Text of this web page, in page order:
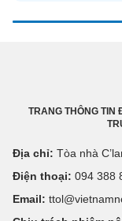
TRANG THÔNG TIN
Địa chỉ: Tòa nhà
Điện thoại: 094 388
Email: